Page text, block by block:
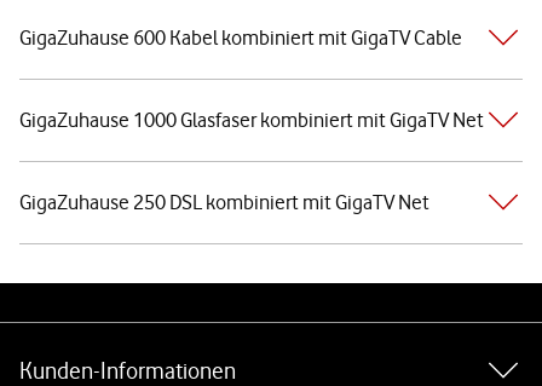
GigaZuhause 600 Kabel kombiniert mit GigaTV Cable
GigaZuhause 1000 Glasfaser kombiniert mit GigaTV Net
GigaZuhause 250 DSL kombiniert mit GigaTV Net
Kunden-Informationen